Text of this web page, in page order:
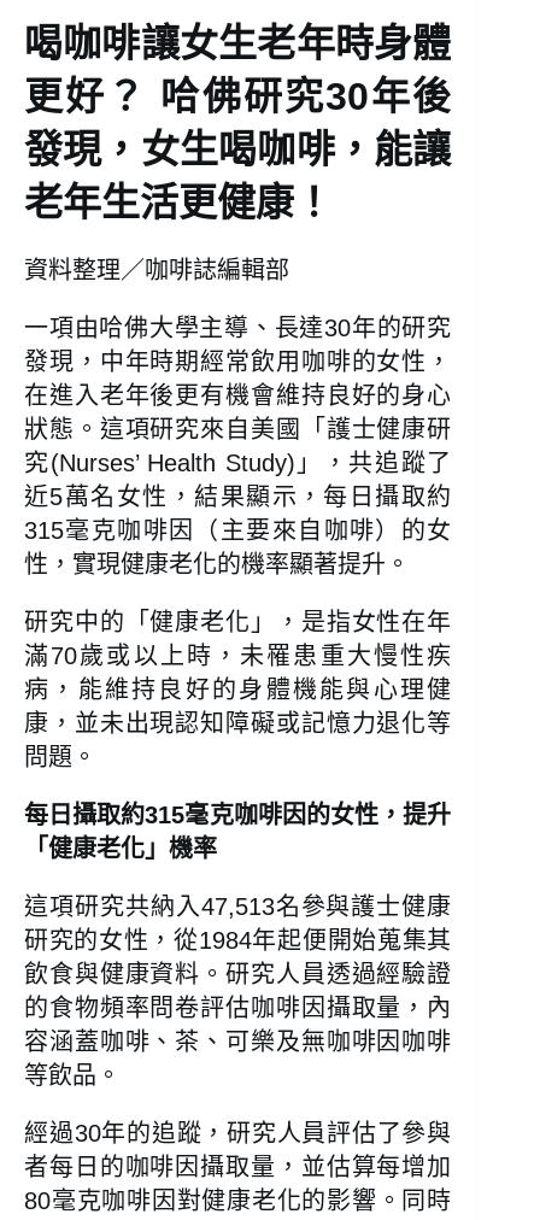
喝咖啡讓女生老年時身體
更好？ 哈佛研究30年後
發現，女生喝咖啡，能讓
老年生活更健康！
資料整理／咖啡誌編輯部
一項由哈佛大學主導、長達30年的研究
發現，中年時期經常飲用咖啡的女性，
在進入老年後更有機會維持良好的身心
狀態。這項研究來自美國「護士健康研
究(Nurses’ Health Study)」，共追蹤了
近5萬名女性，結果顯示，每日攝取約
315毫克咖啡因（主要來自咖啡）的女
性，實現健康老化的機率顯著提升。
研究中的「健康老化」，是指女性在年
滿70歲或以上時，未罹患重大慢性疾
病，能維持良好的身體機能與心理健
康，並未出現認知障礙或記憶力退化等
問題。
每日攝取約315毫克咖啡因的女性，提升
「健康老化」機率
這項研究共納入47,513名參與護士健康
研究的女性，從1984年起便開始蒐集其
飲食與健康資料。研究人員透過經驗證
的食物頻率問卷評估咖啡因攝取量，內
容涵蓋咖啡、茶、可樂及無咖啡因咖啡
等飲品。
經過30年的追蹤，研究人員評估了參與
者每日的咖啡因攝取量，並估算每增加
80毫克咖啡因對健康老化的影響。同時